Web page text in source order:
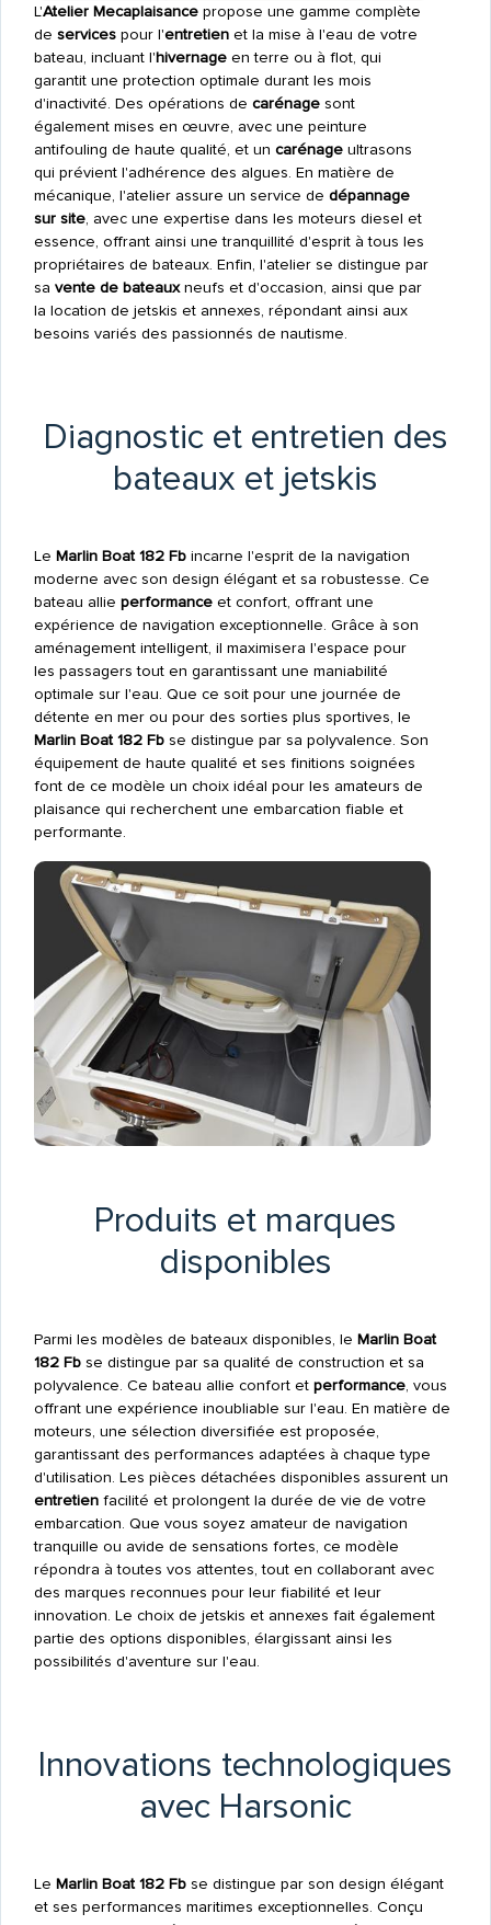
L'Atelier Mecaplaisancepropose une gamme complète
de servicespour l'entretienet la mise à l'eau de votre
bateau, incluant l'hivernageen terre ou à flot, qui
garantit une protection optimale durant les mois
d'inactivité. Des opérations de carénagesont
également mises en œuvre, avec une peinture
antifouling de haute qualité, et un carénageultrasons
qui prévient l'adhérence des algues. En matière de
mécanique, l'atelier assure un service de dépannage
sur site, avec une expertise dans les moteurs diesel et
essence, offrant ainsi une tranquillité d'esprit à tous les
propriétaires de bateaux. Enfin, l'atelier se distingue par
sa vente de bateauxneufs et d'occasion, ainsi que par
la location de jetskis et annexes, répondant ainsi aux
besoins variés des passionnés de nautisme.
Diagnostic et entretien des
bateaux et jetskis
Le Marlin Boat 182 Fbincarne l'esprit de la navigation
moderne avec son design élégant et sa robustesse. Ce
bateau allie performanceet confort, offrant une
expérience de navigation exceptionnelle. Grâce à son
aménagement intelligent, il maximisera l'espace pour
les passagers tout en garantissant une maniabilité
optimale sur l'eau. Que ce soit pour une journée de
détente en mer ou pour des sorties plus sportives, le
Marlin Boat 182 Fbse distingue par sa polyvalence. Son
équipement de haute qualité et ses finitions soignées
font de ce modèle un choix idéal pour les amateurs de
plaisance qui recherchent une embarcation fiable et
performante.
Produits et marques
disponibles
Parmi les modèles de bateaux disponibles, le Marlin Boat
182 Fbse distingue par sa qualité de construction et sa
polyvalence. Ce bateau allie confort et performance, vous
offrant une expérience inoubliable sur l'eau. En matière de
moteurs, une sélection diversifiée est proposée,
garantissant des performances adaptées à chaque type
d'utilisation. Les pièces détachées disponibles assurent un
entretienfacilité et prolongent la durée de vie de votre
embarcation. Que vous soyez amateur de navigation
tranquille ou avide de sensations fortes, ce modèle
répondra à toutes vos attentes, tout en collaborant avec
des marques reconnues pour leur fiabilité et leur
innovation. Le choix de jetskis et annexes fait également
partie des options disponibles, élargissant ainsi les
possibilités d'aventure sur l'eau.
Innovations technologiques
avec Harsonic
Le Marlin Boat 182 Fbse distingue par son design élégant
et ses performances maritimes exceptionnelles. Conçu